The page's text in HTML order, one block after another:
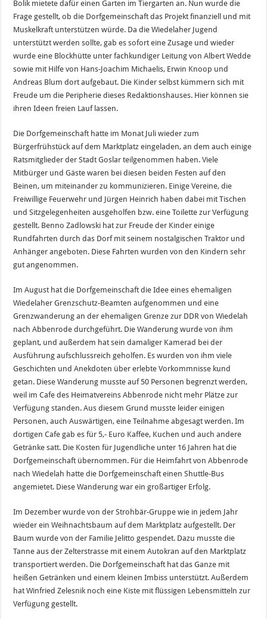
Bolik mietete dafür einen Garten im Tiergarten an. Nun wurde die
Frage gestellt, ob die Dorfgemeinschaft das Projekt finanziell und mit
Muskelkraft unterstützen würde. Da die Wiedelaher Jugend
unterstützt werden sollte, gab es sofort eine Zusage und wieder
wurde eine Blockhütte unter fachkundiger Leitung von Albert Wedde
sowie mit Hilfe von Hans-Joachim Michaelis, Erwin Knoop und
Andreas Blum dort aufgebaut. Die Kinder selbst kümmern sich mit
Freude um die Peripherie dieses Redaktionshauses. Hier können sie
ihren Ideen freien Lauf lassen.
Die Dorfgemeinschaft hatte im Monat Juli wieder zum
Bürgerfrühstück auf dem Marktplatz eingeladen, an dem auch einige
Ratsmitglieder der Stadt Goslar teilgenommen haben. Viele
Mitbürger und Gäste waren bei diesen beiden Festen auf den
Beinen, um miteinander zu kommunizieren. Einige Vereine, die
Freiwillige Feuerwehr und Jürgen Heinrich haben dabei mit Tischen
und Sitzgelegenheiten ausgeholfen bzw. eine Toilette zur Verfügung
gestellt. Benno Zadlowski hat zur Freude der Kinder einige
Rundfahrten durch das Dorf mit seinem nostalgischen Traktor und
Anhänger angeboten. Diese Fahrten wurden von den Kindern sehr
gut angenommen.
Im August hat die Dorfgemeinschaft die Idee eines ehemaligen
Wiedelaher Grenzschutz-Beamten aufgenommen und eine
Grenzwanderung an der ehemaligen Grenze zur DDR von Wiedelah
nach Abbenrode durchgeführt. Die Wanderung wurde von ihm
geplant, und außerdem hat sein damaliger Kamerad bei der
Ausführung aufschlussreich geholfen. Es wurden von ihm viele
Geschichten und Anekdoten über erlebte Vorkommnisse kund
getan. Diese Wanderung musste auf 50 Personen begrenzt werden,
weil im Cafe des Heimatvereins Abbenrode nicht mehr Plätze zur
Verfügung standen. Aus diesem Grund musste leider einigen
Personen, auch Auswärtigen, eine Teilnahme abgesagt werden. Im
dortigen Cafe gab es für 5,- Euro Kaffee, Kuchen und auch andere
Getränke satt. Die Kosten für Jugendliche unter 16 Jahren hat die
Dorfgemeinschaft übernommen. Für die Heimfahrt von Abbenrode
nach Wiedelah hatte die Dorfgemeinschaft einen Shuttle-Bus
angemietet. Diese Wanderung war ein großartiger Erfolg.
Im Dezember wurde von der Strohbär-Gruppe wie in jedem Jahr
wieder ein Weihnachtsbaum auf dem Marktplatz aufgestellt. Der
Baum wurde von der Familie Jelitto gespendet. Dazu musste die
Tanne aus der Zelterstrasse mit einem Autokran auf den Marktplatz
transportiert werden. Die Dorfgemeinschaft hat das Ganze mit
heißen Getränken und einem kleinen Imbiss unterstützt. Außerdem
hat Winfried Zelesnik noch eine Kiste mit flüssigen Lebensmitteln zur
Verfügung gestellt.